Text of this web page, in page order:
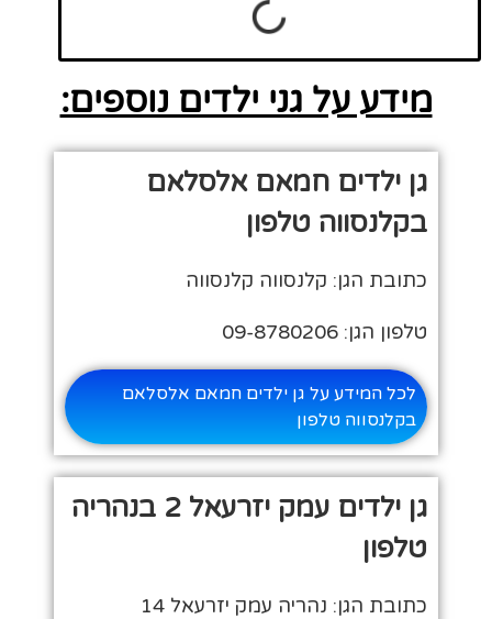
מידע על גני ילדים נוספים:
גן ילדים חמאם אלסלאם
בקלנסווה טלפון
כתובת הגן: קלנסווה קלנסווה
טלפון הגן: 09-8780206
לכל המידע על גן ילדים חמאם אלסלאם
בקלנסווה טלפון
גן ילדים עמק יזרעאל 2 בנהריה
טלפון
כתובת הגן: נהריה עמק יזרעאל 14